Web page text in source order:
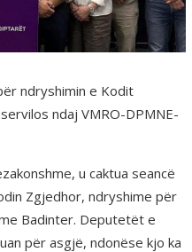
ndryshimin e Kodit
ndaj VMRO-DPMNE-
u caktua seancë
Zgjedhor, ndryshime për
Badinter. Deputetët e
për asgjë, ndonëse kjo ka